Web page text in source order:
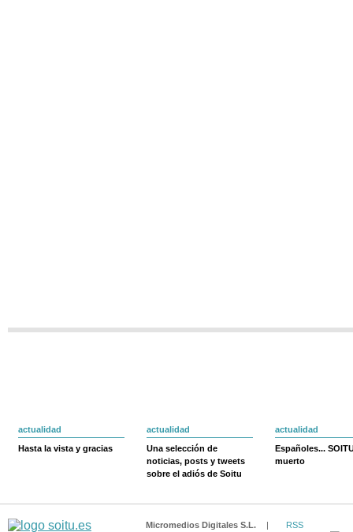
actualidad
Hasta la vista y gracias
actualidad
Una selección de
noticias, posts y tweets
sobre el adiós de Soitu
actualidad
Españoles...
muerto
Micromedios Digitales S.L. |
RSS